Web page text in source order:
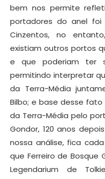
bem nos permite
portadores do anel
Cinzentos, no
existiam outros portos
e que poderiam ter
permitindo interpretar
da Terra-Média
Bilbo; e base desse fato
da Terra-Média pelo
Gondor, 120 anos
nossa análise, fica
que Ferreiro de Bosque
Legendarium de